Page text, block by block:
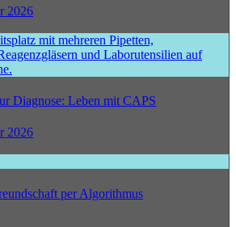
2026
Diagnose: Leben mit CAPS
2026
per Algorithmus